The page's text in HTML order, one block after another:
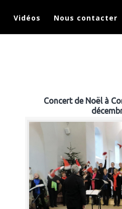
Vidéos Nous contacter
Concert de Noël à